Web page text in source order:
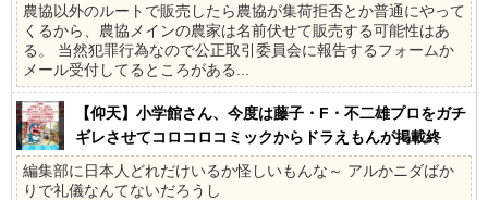
農協以外のルートで販売したら農協が集荷拒否とか普通にやって
くるから、農協メインの農家は名前伏せて販売する可能性はあ
る。 当然犯罪行為なので公正取引委員会に報告するフォームか
メール受付してるところがある...
【仰天】小学館さん、今度は藤子・F・不二雄プロをガチ
ギレさせてコロコロコミックからドラえもんが掲載終
了、小学館幹部3人が更迭&出勤禁止になってしまう
編集部に日本人どれだけいるか怪しいもんな～ アルかニダばか
りで礼儀なんてないだろうし